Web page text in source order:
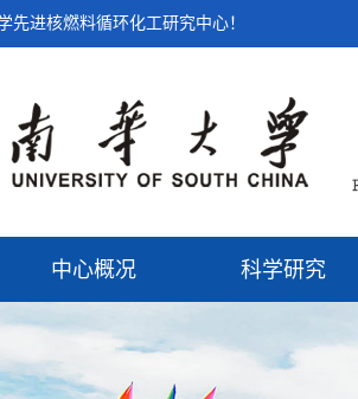
先进核燃料循环化工研究中心！
中心概况 科学研究